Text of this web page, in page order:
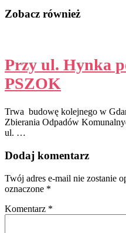
Zobacz również
Przy ul. Hynka
PSZOK
Trwa budowę kolejnego w
Zbierania Odpadów
ul. …
Dodaj komentarz
Twój adres e-mail nie zostanie
oznaczone *
Komentarz *